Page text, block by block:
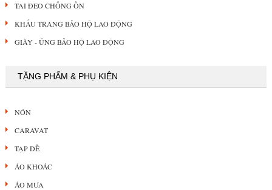
TAI ĐEO CHỐNG ỒN
KHẨU TRANG BẢO HỘ LAO ĐỘNG
GIÀY - ỦNG BẢO HỘ LAO ĐỘNG
TẶNG PHẨM & PHỤ KIỆN
NÓN
CARAVAT
TẠP DỀ
ÁO KHOÁC
ÁO MƯA